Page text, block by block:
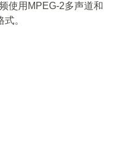
使用MPEG-2多声道和
。